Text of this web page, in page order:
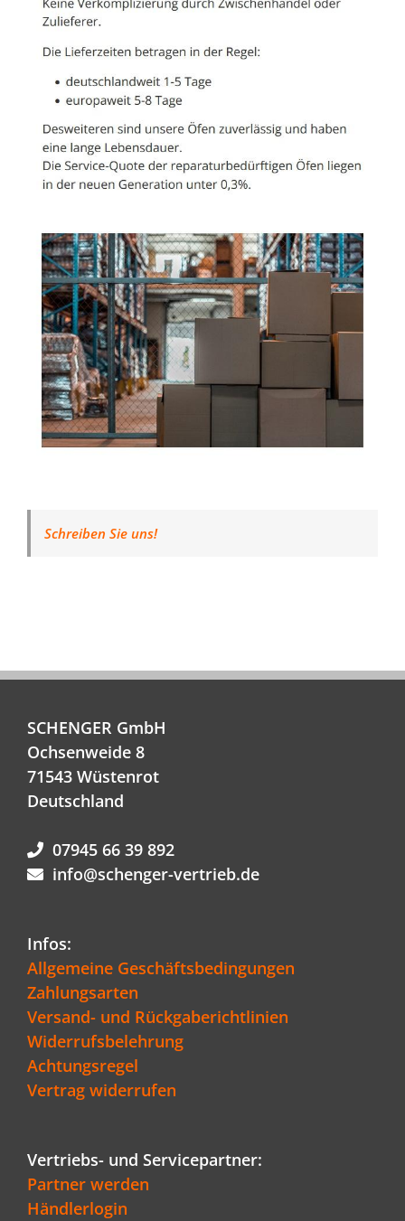
Schreiben Sie uns!
SCHENGER GmbH
Ochsenweide 8
71543 Wüstenrot
Deutschland
07945 66 39 892
info@schenger-vertrieb.de
Infos:
Allgemeine Geschäftsbedingungen
Zahlungsarten
Versand- und Rückgaberichtlinien
Widerrufsbelehrung
Achtungsregel
Vertrag widerrufen
Vertriebs- und Servicepartner:
Partner werden
Händlerlogin